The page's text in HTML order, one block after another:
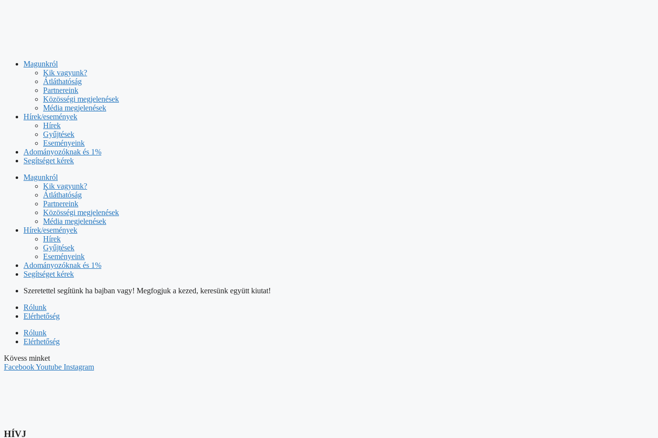
Magunkról
Kik vagyunk?
Átláthatóság
Partnereink
Közösségi megjelenések
Média megjelenések
Hírek/események
Hírek
Gyűjtések
Eseményeink
Adományozóknak és 1%
Segítséget kérek
Magunkról
Kik vagyunk?
Átláthatóság
Partnereink
Közösségi megjelenések
Média megjelenések
Hírek/események
Hírek
Gyűjtések
Eseményeink
Adományozóknak és 1%
Segítséget kérek
Szeretettel segítünk ha bajban vagy! Megfogjuk a kezed, keresünk együtt kiutat!
Rólunk
Elérhetőség
Rólunk
Elérhetőség
Kövess minket
FacebookYoutube Instagram
HÍVJ